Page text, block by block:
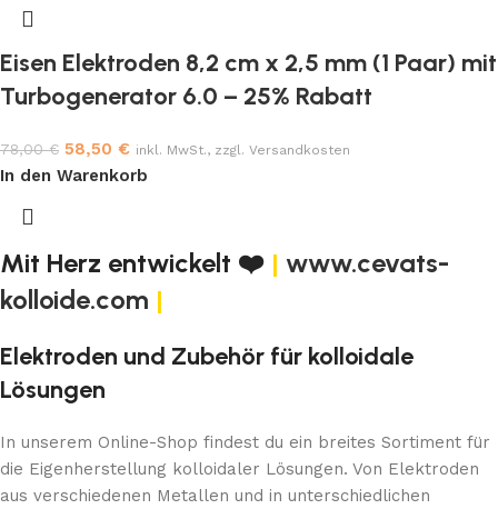
Eisen Elektroden 8,2 cm x 2,5 mm (1 Paar) mit
Turbogenerator 6.0 – 25% Rabatt
78,00€ 58,50 € inkl. MwSt., zzgl. Versandkosten
In den Warenkorb
Mit Herz entwickelt ❤️ | www.cevats-
kolloide.com |
Elektroden und Zubehör für kolloidale
Lösungen
In unserem Online-Shop findest du ein breites Sortiment für
die Eigenherstellung kolloidaler Lösungen. Von Elektroden
aus verschiedenen Metallen und in unterschiedlichen